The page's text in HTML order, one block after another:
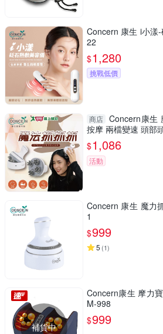
Concern 康生 i小漾
22
$1,280
挑戰低價
商店 Concern康生
按摩 兩檔變速 頭部
$1,086
活動
Concern 康生 魔力
1
$999
5 (1)
補貨中
Concern康生 摩力
M-998
$999